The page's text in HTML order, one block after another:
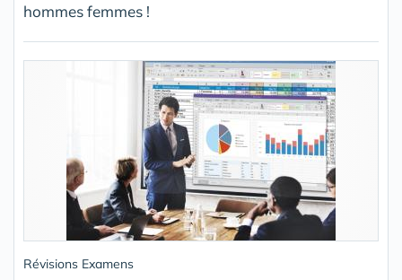
hommes femmes !
Révisions Examens